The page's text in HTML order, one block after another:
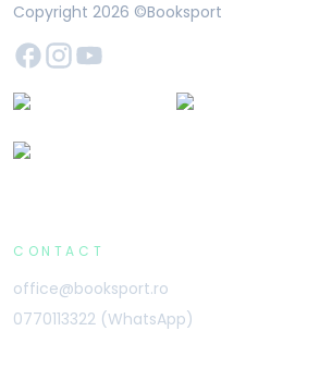
Copyright 2026 ©Booksport
CONTACT
office@booksport.ro
0770113322 (WhatsApp)